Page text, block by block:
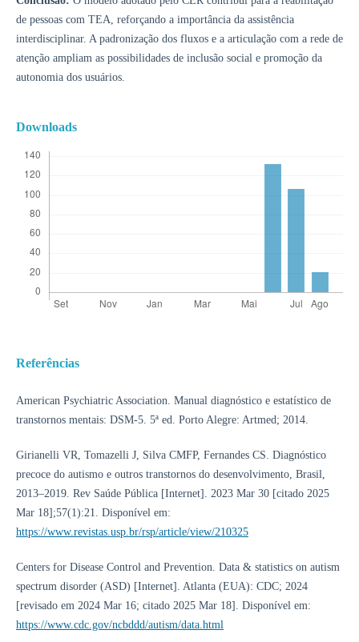
de pessoas com TEA, reforçando a importância da assistência
interdisciplinar. A padronização dos fluxos e a articulação com a rede de
atenção ampliam as possibilidades de inclusão social e promoção da
autonomia dos usuários.
Downloads
Referências
American Psychiatric Association. Manual diagnóstico e estatístico de
transtornos mentais: DSM-5. 5ª ed. Porto Alegre: Artmed; 2014.
Girianelli VR, Tomazelli J, Silva CMFP, Fernandes CS. Diagnóstico
precoce do autismo e outros transtornos do desenvolvimento, Brasil,
2013–2019. Rev Saúde Pública [Internet]. 2023 Mar 30 [citado 2025
Mar 18];57(1):21. Disponível em:
https://www.revistas.usp.br/rsp/article/view/210325
Centers for Disease Control and Prevention. Data & statistics on autism
spectrum disorder (ASD) [Internet]. Atlanta (EUA): CDC; 2024
[revisado em 2024 Mar 16; citado 2025 Mar 18]. Disponível em:
https://www.cdc.gov/ncbddd/autism/data.html